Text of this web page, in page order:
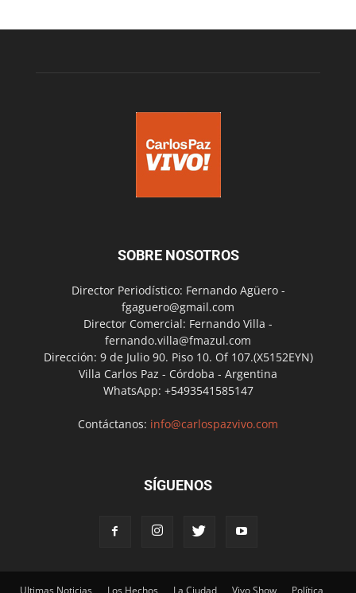
SOBRE NOSOTROS
Director Periodístico: Fernando Agüero -
fgaguero@gmail.com
Director Comercial: Fernando Villa -
fernando.villa@fmazul.com
Dirección: 9 de Julio 90. Piso 10. Of 107.(X5152EYN)
Villa Carlos Paz - Córdoba - Argentina
WhatsApp: +5493541585147
Contáctanos: info@carlospazvivo.com
SÍGUENOS